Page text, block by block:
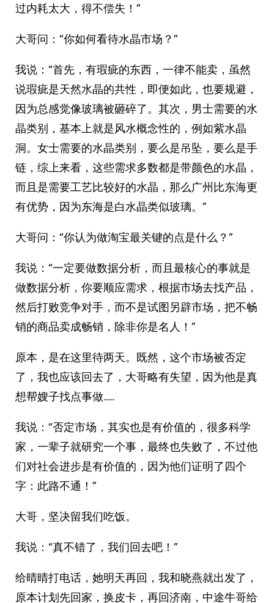
过内耗太大，得不偿失！”
大哥问：“你如何看待水晶市场？”
我说：“首先，有瑕疵的东西，一律不能卖，虽然
说瑕疵是天然水晶的共性，即便如此，也要规避，
因为总感觉像玻璃被砸碎了。其次，男士需要的水
晶类别，基本上就是风水概念性的，例如紫水晶
洞。女士需要的水晶类别，要么是吊坠，要么是手
链，综上来看，这些需求多数都是带颜色的水晶，
而且是需要工艺比较好的水晶，那么广州比东海更
有优势，因为东海是白水晶类似玻璃。”
大哥问：“你认为做淘宝最关键的点是什么？”
我说：“一定要做数据分析，而且最核心的事就是
做数据分析，你要顺应需求，根据市场去找产品，
然后打败竞争对手，而不是试图另辟市场，把不畅
销的商品卖成畅销，除非你是名人！”
原本，是在这里待两天。既然，这个市场被否定
了，我也应该回去了，大哥略有失望，因为他是真
想帮嫂子找点事做……
我说：“否定市场，其实也是有价值的，很多科学
家，一辈子就研究一个事，最终也失败了，不过他
们对社会进步是有价值的，因为他们证明了四个
字：此路不通！”
大哥，坚决留我们吃饭。
我说：“真不错了，我们回去吧！”
给晴晴打电话，她明天再回，我和晓燕就出发了，
原本计划先回家，换皮卡，再回济南，中途牛哥给